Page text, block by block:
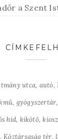
a Szent
utca autó
gyógyszertár
híd kikötő
Köztársaság tér